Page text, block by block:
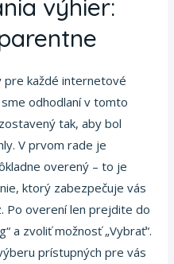
výhier:
pre každé internetové
odhodlaní v tomto
tak, aby bol
V prvom rade je
overený – to je
ktorý zabezpečuje vás
Po overení len prejdite do
a zvoliť možnosť „Vybrať“.
prístupných pre vás